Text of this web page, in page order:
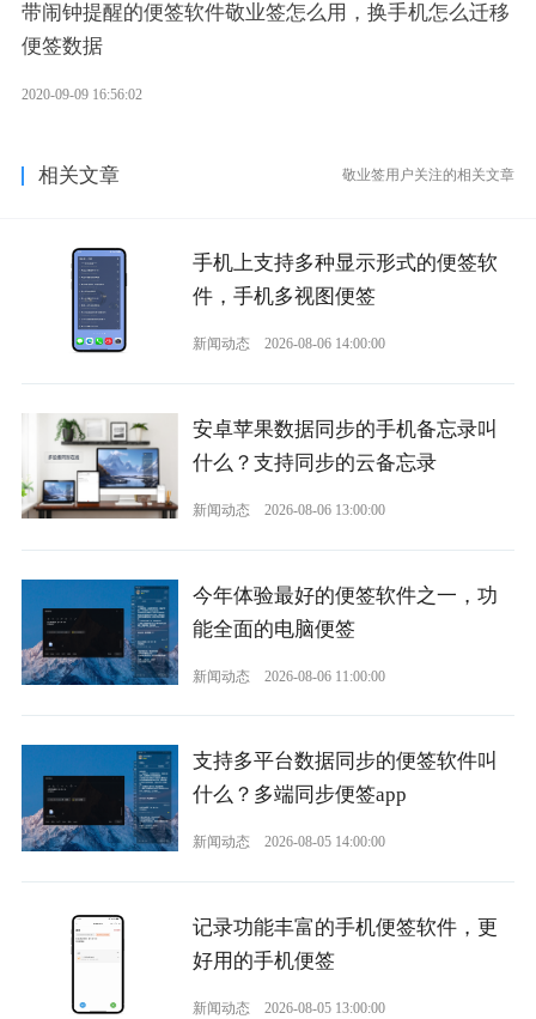
带闹钟提醒的便签软件敬业签怎么用，换手机怎么迁移
便签数据
2020-09-09 16:56:02
相关文章 敬业签用户关注的相关文章
手机上支持多种显示形式的便签软
件，手机多视图便签
新闻动态 2026-08-06 14:00:00
安卓苹果数据同步的手机备忘录叫
什么？支持同步的云备忘录
新闻动态 2026-08-06 13:00:00
今年体验最好的便签软件之一，功
能全面的电脑便签
新闻动态 2026-08-06 11:00:00
支持多平台数据同步的便签软件叫
什么？多端同步便签app
新闻动态 2026-08-05 14:00:00
记录功能丰富的手机便签软件，更
好用的手机便签
新闻动态 2026-08-05 13:00:00